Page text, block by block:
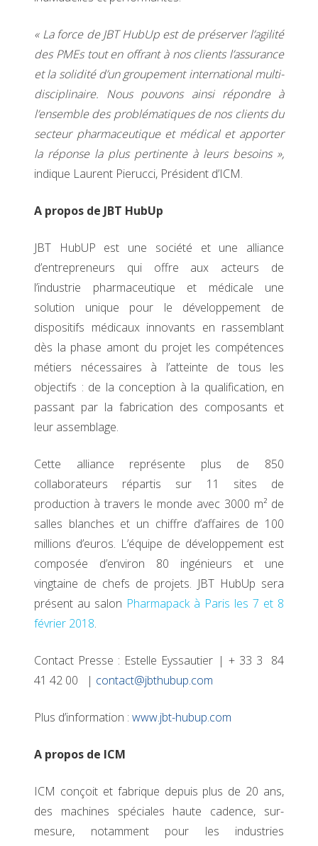
« La force de JBT HubUp est de préserver l’agilité
des PMEs tout en offrant à nos clients l’assurance
et la solidité d’un groupement international multi-
disciplinaire. Nous pouvons ainsi répondre à
l’ensemble des problématiques de nos clients du
secteur pharmaceutique et médical et apporter
la réponse la plus pertinente à leurs besoins »,
indique Laurent Pierucci, Président d’ICM.
A propos de JBT HubUp
JBT HubUP est une société et une alliance
d’entrepreneurs qui offre aux acteurs de
l’industrie pharmaceutique et médicale une
solution unique pour le développement de
dispositifs médicaux innovants en rassemblant
dès la phase amont du projet les compétences
métiers nécessaires à l’atteinte de tous les
objectifs : de la conception à la qualification, en
passant par la fabrication des composants et
leur assemblage.
Cette alliance représente plus de 850
collaborateurs répartis sur 11 sites de
production à travers le monde avec 3000 m² de
salles blanches et un chiffre d’affaires de 100
millions d’euros. L’équipe de développement est
composée d’environ 80 ingénieurs et une
vingtaine de chefs de projets. JBT HubUp sera
présent au salon Pharmapack à Paris les 7 et 8
février 2018.
Contact Presse : Estelle Eyssautier | + 33 3 84
41 42 00 | contact@jbthubup.com
Plus d’information : www.jbt-hubup.com
A propos de ICM
ICM conçoit et fabrique depuis plus de 20 ans,
des machines spéciales haute cadence, sur-
mesure, notamment pour les industries